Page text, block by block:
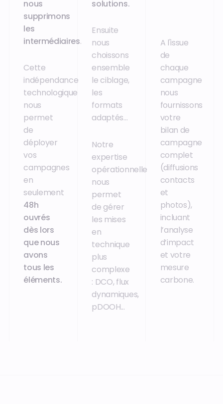
nous
supprimons
les
intermédiaires.
Cette
indépendance
technologique
nous
permet
de
déployer
vos
campagnes
en
seulement
48h
ouvrés
dès lors
que nous
avons
tous les
éléments.
solutions.
Ensuite
nous
choissons
ensemble
le ciblage,
les
formats
adaptés...
Notre
expertise
opérationnelle
nous
permet
de gérer
les mises
en
technique
plus
complexe
: DCO, flux
dynamiques,
pDOOH...
A l'issue
de
chaque
campagne
nous
fournissons
votre
bilan de
campagne
complet
(diffusions
contacts
et
photos),
incluant
l’analyse
d’impact
et votre
mesure
carbone.